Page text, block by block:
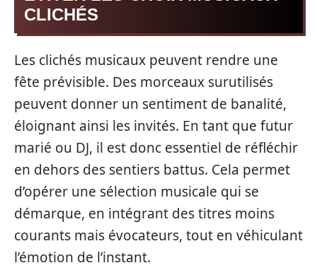
CLICHÉS
Les clichés musicaux peuvent rendre une
fête prévisible. Des morceaux surutilisés
peuvent donner un sentiment de banalité,
éloignant ainsi les invités. En tant que futur
marié ou DJ, il est donc essentiel de réfléchir
en dehors des sentiers battus. Cela permet
d’opérer une sélection musicale qui se
démarque, en intégrant des titres moins
courants mais évocateurs, tout en véhiculant
l’émotion de l’instant.